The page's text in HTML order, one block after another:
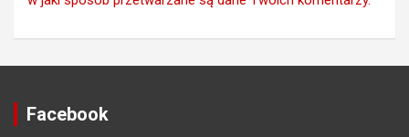
Facebook